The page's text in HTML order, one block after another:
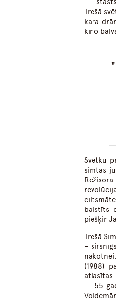
–
Trešā
kara
kino
Svētku
simtās
balstīts
piešķir
Trešā
–
(1988)
atlasītas
– 55